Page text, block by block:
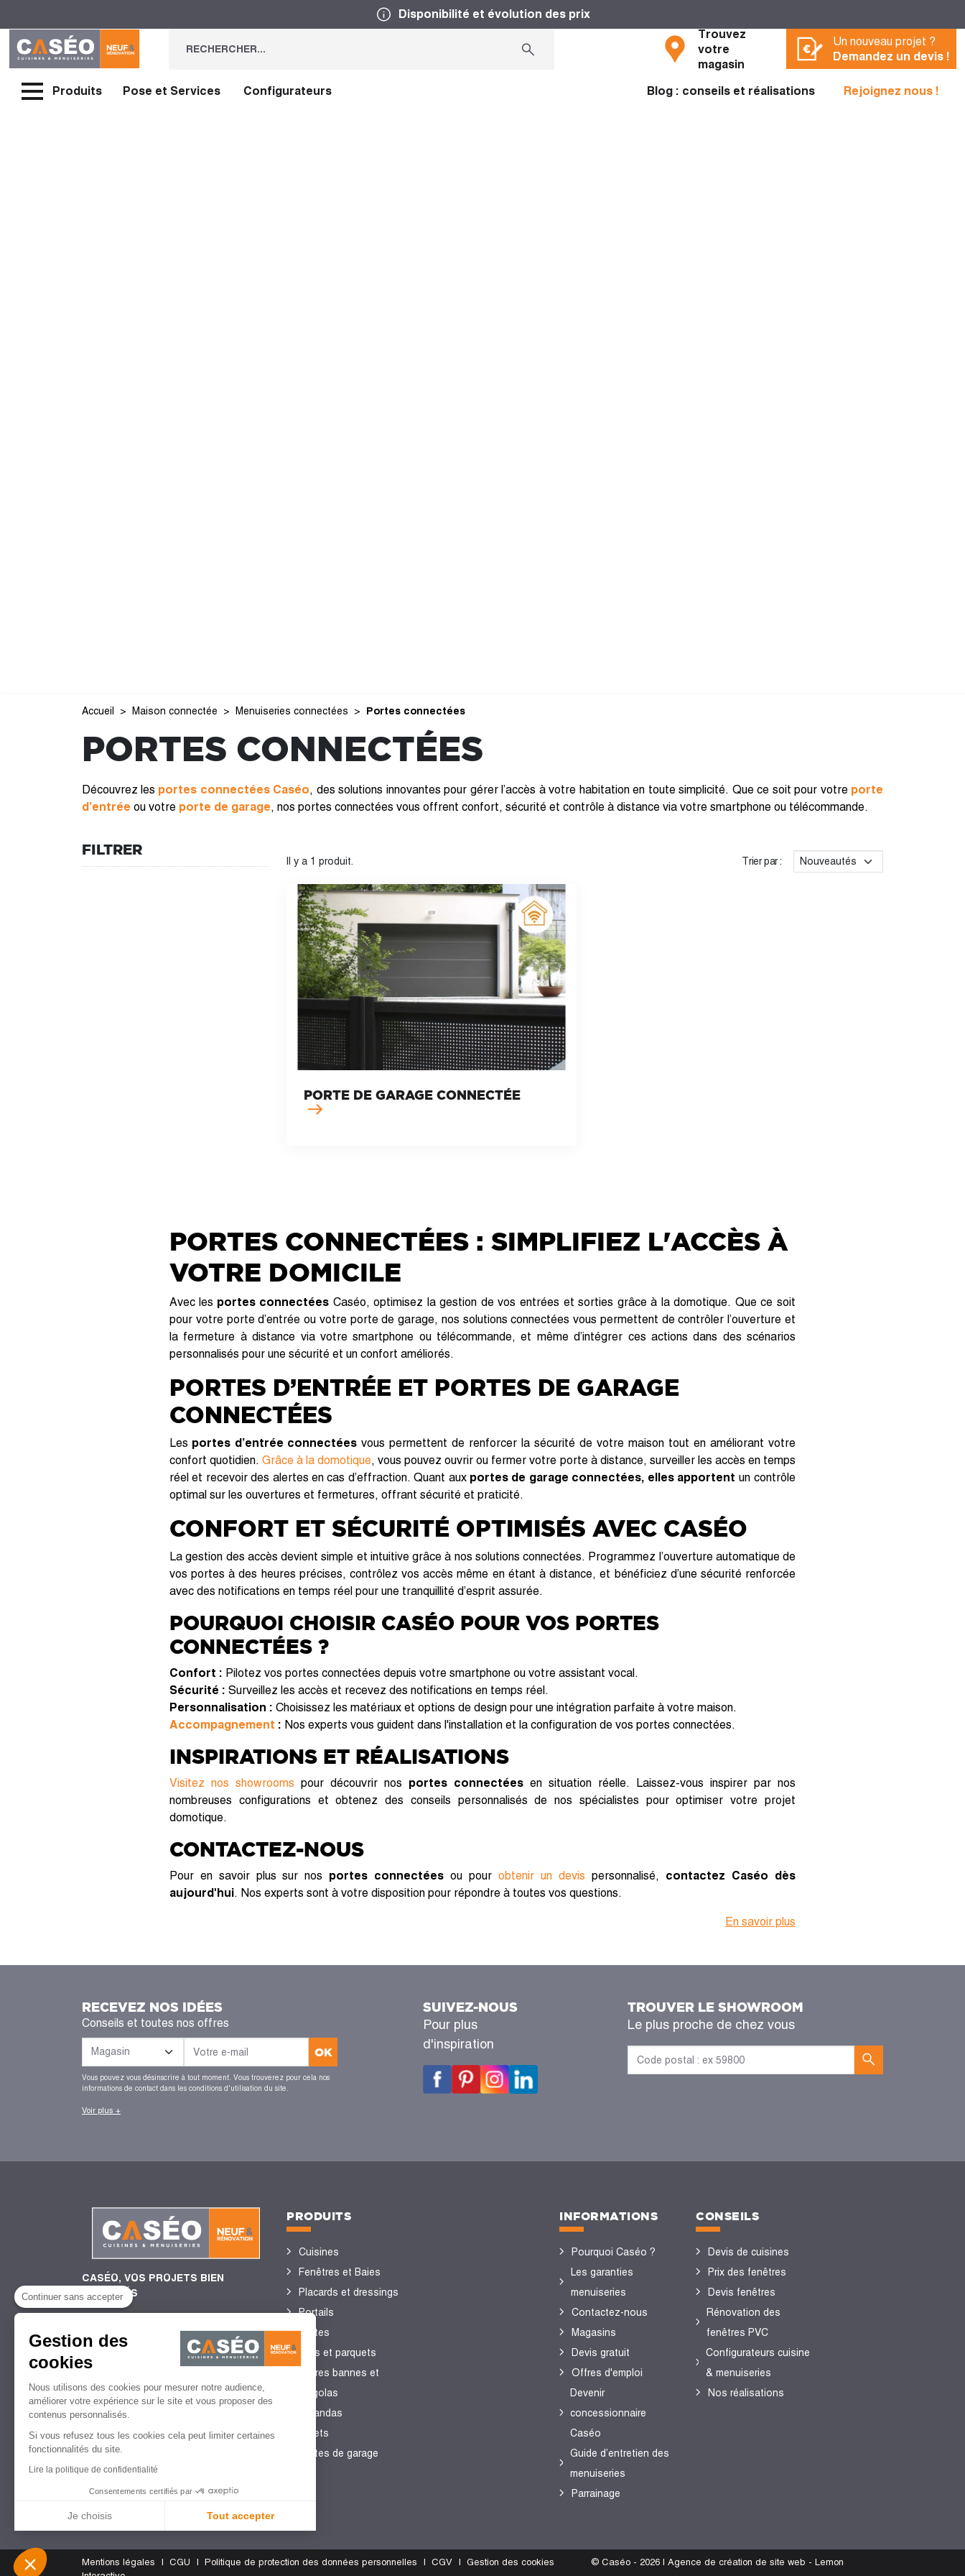
Continuer sans accepter
Gestion des
cookies
Nous utilisons des cookies pour mesurer notre audience,
améliorer votre expérience sur le site et vous proposer des
contenus personnalisés.
Si vous refusez tous les cookies cela peut limiter certaines
fonctionnalités du site.
Lire la politique de confidentialité
Consentements certifiés par
Je choisis Tout accepter
Notre plateforme vous permet d'adapter et de gérer vos paramètres de confidentialité, en garantissant la conformité avec les réglementations. Personnalisez vos préférences pour
Disponibilité et évolution des prix
Trouvez
votre
magasin
Un nouveau projet ?
Demandez un devis !
Produits Pose et Services Configurateurs Blog : conseils et réalisations Rejoignez nous !
Accueil Maison connectée Menuiseries connectées Portes connectées
PORTES CONNECTÉES
Découvrez les portes connectées Caséo, des solutions innovantes pour gérer l’accès à votre habitation en toute simplicité. Que ce soit pour votre porte
d’entrée ou votre porte de garage, nos portes connectées vous offrent confort, sécurité et contrôle à distance via votre smartphone ou télécommande.
FILTRER
Il y a 1 produit. Trier par :
PORTE DE GARAGE CONNECTÉE
PORTES CONNECTÉES : SIMPLIFIEZ L'ACCÈS À
VOTRE DOMICILE
Avec les portes connectées Caséo, optimisez la gestion de vos entrées et sorties grâce à la domotique. Que ce soit
pour votre porte d’entrée ou votre porte de garage, nos solutions connectées vous permettent de contrôler l’ouverture et
la fermeture à distance via votre smartphone ou télécommande, et même d’intégrer ces actions dans des scénarios
personnalisés pour une sécurité et un confort améliorés.
PORTES D’ENTRÉE ET PORTES DE GARAGE
CONNECTÉES
Les portes d’entrée connectées vous permettent de renforcer la sécurité de votre maison tout en améliorant votre
confort quotidien. Grâce à la domotique, vous pouvez ouvrir ou fermer votre porte à distance, surveiller les accès en temps
réel et recevoir des alertes en cas d’effraction. Quant aux portes de garage connectées, elles apportent un contrôle
optimal sur les ouvertures et fermetures, offrant sécurité et praticité.
CONFORT ET SÉCURITÉ OPTIMISÉS AVEC CASÉO
La gestion des accès devient simple et intuitive grâce à nos solutions connectées. Programmez l’ouverture automatique de
vos portes à des heures précises, contrôlez vos accès même en étant à distance, et bénéficiez d’une sécurité renforcée
avec des notifications en temps réel pour une tranquillité d’esprit assurée.
POURQUOI CHOISIR CASÉO POUR VOS PORTES
CONNECTÉES ?
Confort : Pilotez vos portes connectées depuis votre smartphone ou votre assistant vocal.
Sécurité : Surveillez les accès et recevez des notifications en temps réel.
Personnalisation : Choisissez les matériaux et options de design pour une intégration parfaite à votre maison.
Accompagnement : Nos experts vous guident dans l'installation et la configuration de vos portes connectées.
INSPIRATIONS ET RÉALISATIONS
Visitez nos showrooms pour découvrir nos portes connectées en situation réelle. Laissez-vous inspirer par nos
nombreuses configurations et obtenez des conseils personnalisés de nos spécialistes pour optimiser votre projet
domotique.
CONTACTEZ-NOUS
Pour en savoir plus sur nos portes connectées ou pour obtenir un devis personnalisé, contactez Caséo dès
aujourd'hui. Nos experts sont à votre disposition pour répondre à toutes vos questions.
En savoir plus
RECEVEZ NOS IDÉES
Conseils et toutes nos offres
OK
Vous pouvez vous désinscrire à tout moment. Vous trouverez pour cela nos
informations de contact dans les conditions d'utilisation du site.
Voir plus +
SUIVEZ-NOUS
Pour plus
d'inspiration
TROUVER LE SHOWROOM
Le plus proche de chez vous
CASÉO, VOS PROJETS BIEN
ENCADRÉS
4,4/5
de satisfaction client
2 755 Avis certifiés Guest
PRODUITS
Cuisines
Fenêtres et Baies
Placards et dressings
Portails
Portes
Sols et parquets
Stores bannes et
pergolas
Vérandas
Volets
Portes de garage
INFORMATIONS
Pourquoi Caséo ?
Les garanties
menuiseries
Contactez-nous
Magasins
Devis gratuit
Offres d'emploi
Devenir
concessionnaire
Caséo
Guide d’entretien des
menuiseries
Parrainage
CONSEILS
Devis de cuisines
Prix des fenêtres
Devis fenêtres
Rénovation des
fenêtres PVC
Configurateurs cuisine
& menuiseries
Nos réalisations
Mentions légales CGU Politique de protection des données personnelles CGV Gestion des cookies
© Caséo - 2026 | Agence de création de site web - Lemon